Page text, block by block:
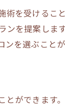
けるメリット
知っておく
冷却施術とは
安心して受け
を受けるこ
を提案し
を選ぶことが
ができます